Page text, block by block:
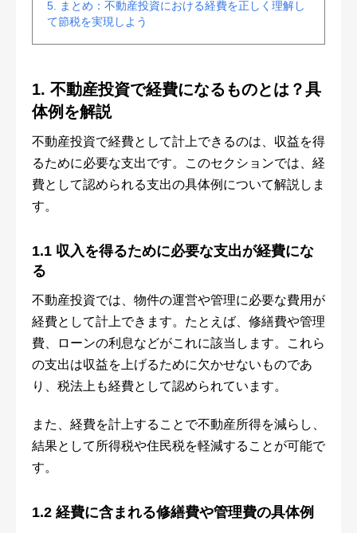
5. まとめ：不動産投資における経費を正しく理解し
て節税を実現しよう
1. 不動産投資で経費になるものとは？具
体例を解説
不動産投資で経費として計上できるのは、収益を得
るために必要な支出です。このセクションでは、経
費として認められる支出の具体例について解説しま
す。
1.1 収入を得るために必要な支出が経費にな
る
不動産投資では、物件の運営や管理に必要な費用が
経費として計上できます。たとえば、修繕費や管理
費、ローンの利息などがこれに該当します。これら
の支出は収益を上げるために欠かせないものであ
り、税法上も経費として認められています。
また、経費を計上することで不動産所得を減らし、
結果として所得税や住民税を軽減することが可能で
す。
1.2 経費に含まれる修繕費や管理費の具体例